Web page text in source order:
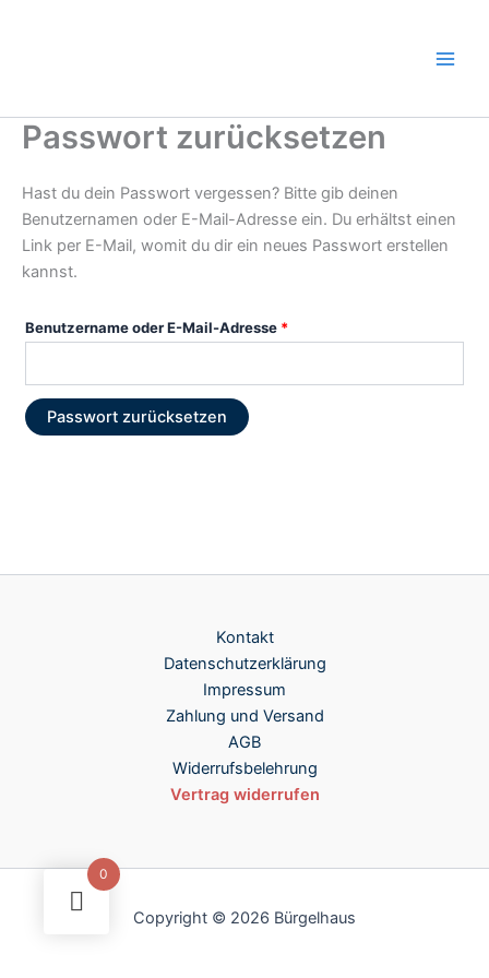
Passwort zurücksetzen
Hast du dein Passwort vergessen? Bitte gib deinen
Benutzernamen oder E-Mail-Adresse ein. Du erhältst einen
Link per E-Mail, womit du dir ein neues Passwort erstellen
kannst.
Benutzername oder E-Mail-Adresse *
Passwort zurücksetzen
Kontakt
Datenschutzerklärung
Impressum
Zahlung und Versand
AGB
Widerrufsbelehrung
Vertrag widerrufen
Copyright © 2026 Bürgelhaus
0